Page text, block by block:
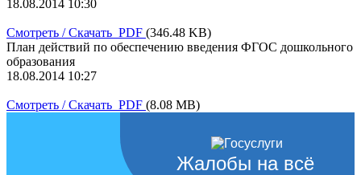
18.08.2014 10:30
Смотреть / Скачать PDF (346.48 KB)
План действий по обеспечению введения ФГОС дошкольного
образования
18.08.2014 10:27
Смотреть / Скачать PDF (8.08 MB)
Жалобы на всё